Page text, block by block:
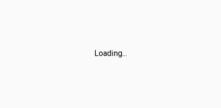
Loading...